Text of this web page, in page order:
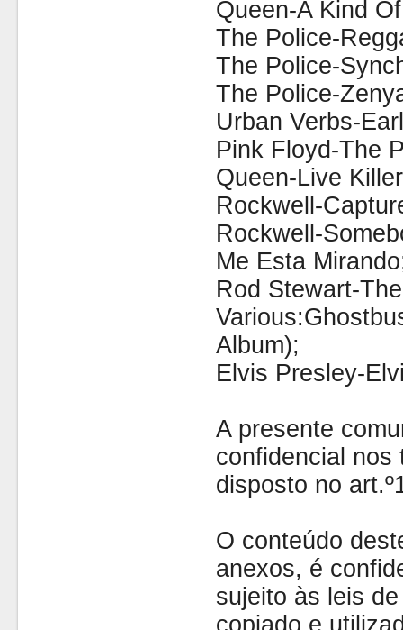
Queen-A Kind
The Police-
The Police-
The Police-
Urban Verbs-
Pink Floyd-The
Queen-Live
Rockwell-
Rockwell-
Me Esta
Rod Stewart-
Album);
Elvis Presley-
A presente
confidencial nos
disposto no
O conteúdo
anexos, é
sujeito às leis
copiado e